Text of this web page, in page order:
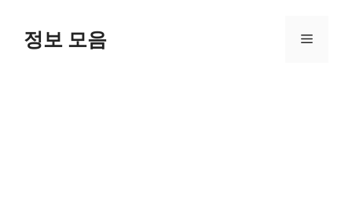
content정보 모음 Menu